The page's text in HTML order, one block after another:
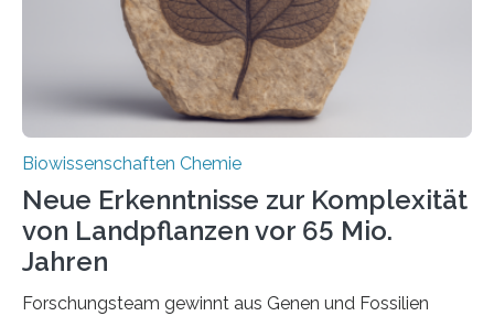
Studie wurde am 28. Oktober 2025 in der
Fachzeitschrift…
Biowissenschaften Chemie
Neue Erkenntnisse zur Komplexität
von Landpflanzen vor 65 Mio.
Jahren
Forschungsteam gewinnt aus Genen und Fossilien